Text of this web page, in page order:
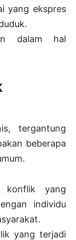
yang ekspres
dalam hal
tergantung
beberapa
yang
individu
yang terjadi